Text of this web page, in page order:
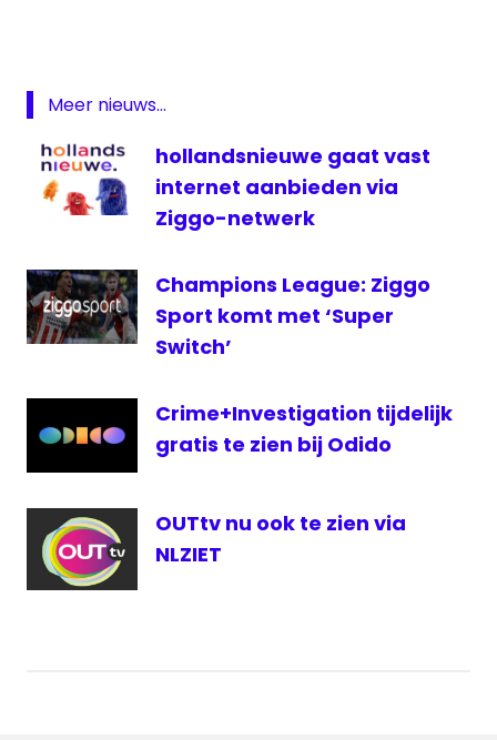
Johan
Schaal
live
Feyenoord
PSV
PSV-
televisie
Meer nieuws...
hollandsnieuwe gaat vast
internet aanbieden via
Ziggo-netwerk
Champions League: Ziggo
Sport komt met ‘Super
Switch’
Crime+Investigation tijdelijk
gratis te zien bij Odido
OUTtv nu ook te zien via
NLZIET